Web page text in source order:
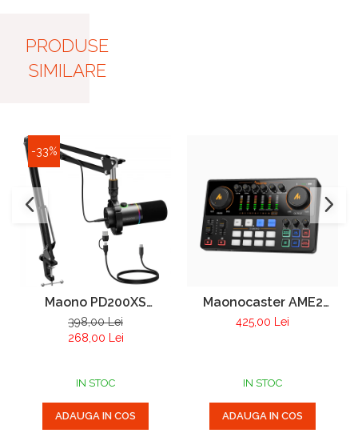
PRODUSE
SIMILARE
-33%
Maono PD200XS
USB/XLR set microfon
dinamic si brat tip boom
398,00 Lei
268,00 Lei
IN STOC
ADAUGA IN COS
Maonocaster AME2
GEN2
425,00 Lei
IN STOC
ADAUGA IN COS